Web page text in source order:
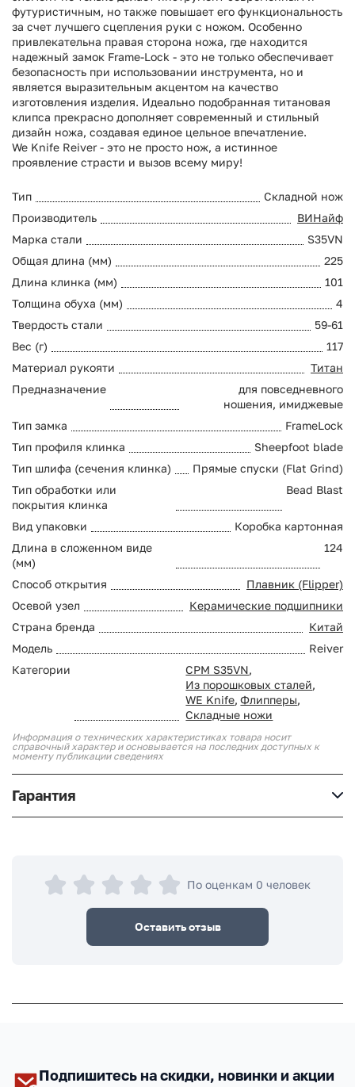
футуристичным, но также повышает его функциональность
за счет лучшего сцепления руки с ножом. Особенно
привлекательна правая сторона ножа, где находится
надежный замок Frame-Lock - это не только обеспечивает
безопасность при использовании инструмента, но и
является выразительным акцентом на качество
изготовления изделия. Идеально подобранная титановая
клипса прекрасно дополняет современный и стильный
дизайн ножа, создавая единое цельное впечатление.
We Knife Reiver - это не просто нож, а истинное
проявление страсти и вызов всему миру!
Тип
Складной нож
Производитель
ВИНайф
Марка стали
S35VN
Общая длина (мм)
225
Длина клинка (мм)
101
Толщина обуха (мм)
4
Твердость стали
59-61
Вес (г)
117
Материал рукояти
Титан
Предназначение
для повседневного
ношения, имиджевые
Тип замка
FrameLock
Тип профиля клинка
Sheepfoot blade
Тип шлифа (сечения клинка)
Прямые спуски (Flat Grind)
Тип обработки или
покрытия клинка
Bead Blast
Вид упаковки
Коробка картонная
Длина в сложенном виде
(мм)
124
Способ открытия
Плавник (Flipper)
Осевой узел
Керамические подшипники
Страна бренда
Китай
Модель
Reiver
Категории
CPM S35VN,
Из порошковых сталей,
WE Knife, Флипперы,
Складные ножи
Информация о технических характеристиках товара носит
справочный характер и основывается на последних доступных к
моменту публикации сведениях
Гарантия
По оценкам 0 человек
Оставить отзыв
Подпишитесь на скидки, новинки и акции